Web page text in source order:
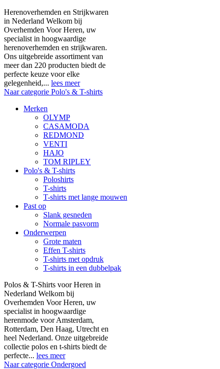
Herenoverhemden en Strijkwaren
in Nederland Welkom bij
Overhemden Voor Heren, uw
specialist in hoogwaardige
herenoverhemden en strijkwaren.
Ons uitgebreide assortiment van
meer dan 220 producten biedt de
perfecte keuze voor elke
gelegenheid,... lees meer
Naar categorie Polo's & T-shirts
Merken
OLYMP
CASAMODA
REDMOND
VENTI
HAJO
TOM RIPLEY
Polo's & T-shirts
Poloshirts
T-shirts
T-shirts met lange mouwen
Past op
Slank gesneden
Normale pasvorm
Onderwerpen
Grote maten
Effen T-shirts
T-shirts met opdruk
T-shirts in een dubbelpak
Polos & T-Shirts voor Heren in
Nederland Welkom bij
Overhemden Voor Heren, uw
specialist in hoogwaardige
herenmode voor Amsterdam,
Rotterdam, Den Haag, Utrecht en
heel Nederland. Onze uitgebreide
collectie polos en t-shirts biedt de
perfecte... lees meer
Naar categorie Ondergoed